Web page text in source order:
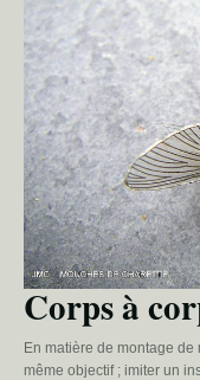
Corps à
En matière de montage de
même objectif ; imiter un